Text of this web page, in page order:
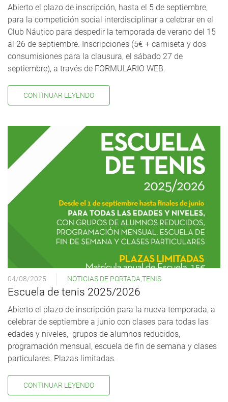
Abierto el plazo de inscripción, hasta el 5 de septiembre,
para la competición social interdisciplinar a celebrar en el
Club Náutico para despedir la temporada de verano del 15
al 26 de septiembre. Inscripciones (5€ + camiseta y dos
consumisiones para la clausura, el sábado 27 de
septiembre), a través de FORMULARIO WEB.
CONTINUAR LEYENDO
04/08/2025 NOTICIAS DE PORTADA TENIS
Escuela de tenis 2025/2026
Abierto el plazo de inscripción para la nueva temporada, a
celebrar de septiembre a junio con clases para todas las
edades y niveles, grupos de alumnos reducidos,
programación mensual, escuela de fin de semana y clases
particulares. Plazas limitadas.
CONTINUAR LEYENDO